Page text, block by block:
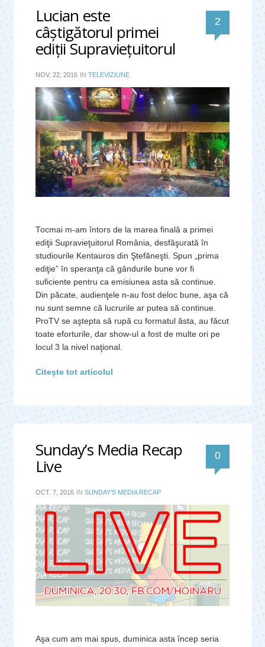
Lucian este
câştigătorul primei
ediţii Supravieţuitorul
2
NOV. 22, 2016 IN TELEVIZIUNE
Tocmai m-am întors de la marea finală a primei
ediţii Supravieţuitorul România, desfăşurată în
studiourile Kentauros din Ştefăneşti. Spun „prima
ediţie” în speranţa că gândurile bune vor fi
suficiente pentru ca emisiunea asta să continue.
Din păcate, audienţele n-au fost deloc bune, aşa că
nu sunt semne că lucrurile ar putea să continue.
ProTV se aştepta să rupă cu formatul ăsta, au făcut
toate eforturile, dar show-ul a fost de multe ori pe
locul 3 la nivel naţional.
Citeşte tot articolul
Sunday’s Media Recap
Live 0
OCT. 7, 2016 IN SUNDAY'S MEDIA RECAP
Aşa cum am mai spus, duminica asta încep seria